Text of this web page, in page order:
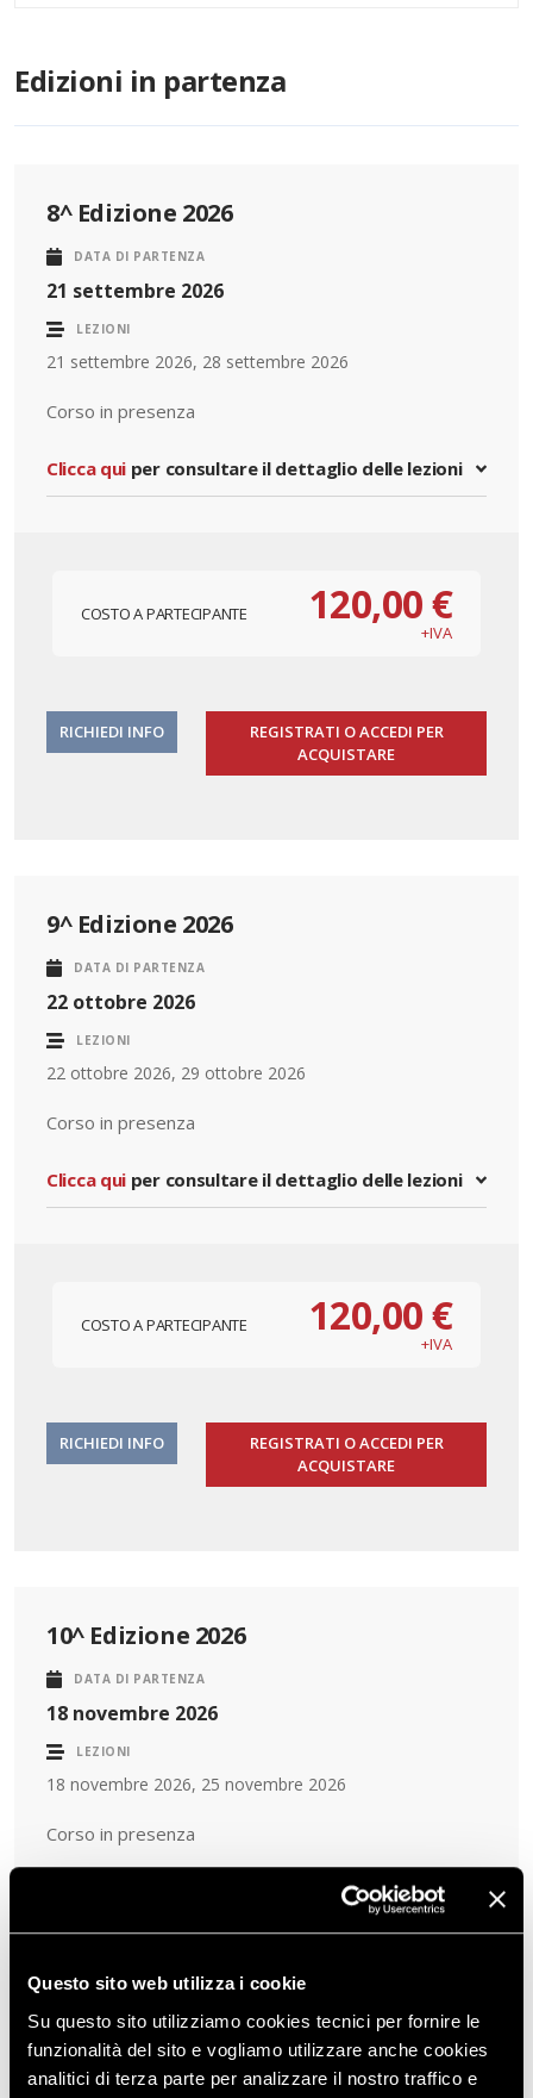
Questo sito web utilizza i cookie
Su questo sito utilizziamo cookies tecnici per fornire le
funzionalità del sito e vogliamo utilizzare anche cookies
analitici di terza parte per analizzare il nostro traffico e
Edizioni in partenza
8^ Edizione 2026
DATA DI PARTENZA
21 settembre 2026
LEZIONI
21 settembre 2026, 28 settembre 2026
Corso in presenza
Clicca qui per consultare il dettaglio delle lezioni
COSTO A PARTECIPANTE 120,00 €
+IVA
RICHIEDI INFO
REGISTRATI O ACCEDI PER
ACQUISTARE
9^ Edizione 2026
DATA DI PARTENZA
22 ottobre 2026
LEZIONI
22 ottobre 2026, 29 ottobre 2026
Corso in presenza
Clicca qui per consultare il dettaglio delle lezioni
COSTO A PARTECIPANTE 120,00 €
+IVA
RICHIEDI INFO
REGISTRATI O ACCEDI PER
ACQUISTARE
10^ Edizione 2026
DATA DI PARTENZA
18 novembre 2026
LEZIONI
18 novembre 2026, 25 novembre 2026
Corso in presenza
per consultare il dettaglio delle lezioni
120,00 €
+IVA